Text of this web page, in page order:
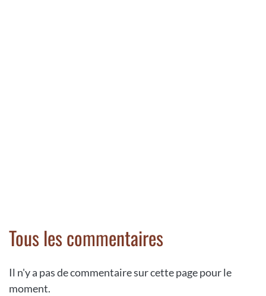
Tous les commentaires
Il n'y a pas de commentaire sur cette page pour le
moment.